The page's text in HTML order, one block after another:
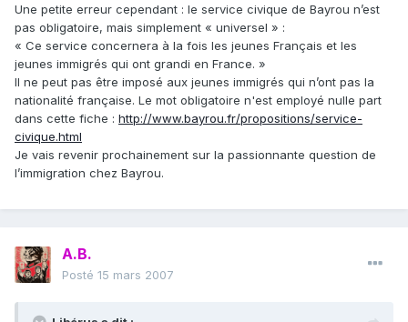
Une petite erreur cependant : le service civique de Bayrou n’est
pas obligatoire, mais simplement « universel » :
« Ce service concernera à la fois les jeunes Français et les
jeunes immigrés qui ont grandi en France. »
Il ne peut pas être imposé aux jeunes immigrés qui n’ont pas la
nationalité française. Le mot obligatoire n'est employé nulle part
dans cette fiche : http://www.bayrou.fr/propositions/service-
civique.html
Je vais revenir prochainement sur la passionnante question de
l’immigration chez Bayrou.
A.B.
Posté 15 mars 2007